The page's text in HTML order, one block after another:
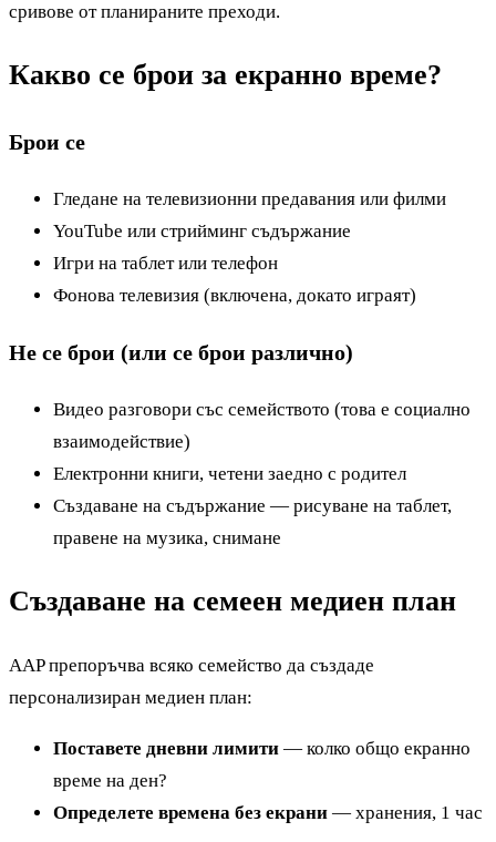
сривове от планираните преходи.
Какво се брои за екранно време?
Брои се
Гледане на телевизионни предавания или филми
YouTube или стрийминг съдържание
Игри на таблет или телефон
Фонова телевизия (включена, докато играят)
Не се брои (или се брои различно)
Видео разговори със семейството (това е социално
взаимодействие)
Електронни книги, четени заедно с родител
Създаване на съдържание — рисуване на таблет,
правене на музика, снимане
Създаване на семеен медиен план
AAP препоръчва всяко семейство да създаде
персонализиран медиен план:
Поставете дневни лимити — колко общо екранно
време на ден?
Определете времена без екрани — хранения, 1 час